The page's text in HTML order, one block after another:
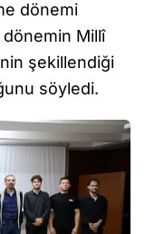
dönemi
dönemin Millî
şekillendiği
söyledi.